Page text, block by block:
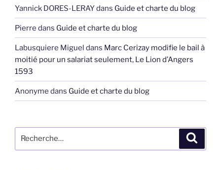
Yannick DORES-LERAYdans Guide et charte du blog
Pierre dans Guide et charte du blog
Labusquiere Miguel dans Marc Cerizay modifie le bail à
moitié pour un salariat seulement, Le Lion d’Angers
1593
Anonyme dans Guide et charte du blog
pour